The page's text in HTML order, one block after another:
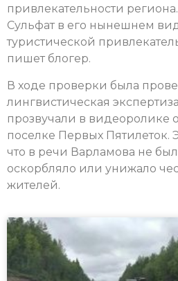
привлекательности
Сульфат в его нынешнем
туристической
пишет блогер.
В ходе проверки была
лингвистическая
прозвучали в видеоролике
поселке Первых Пятилеток.
что в речи Варламова не
оскорбляло или унижало
жителей.